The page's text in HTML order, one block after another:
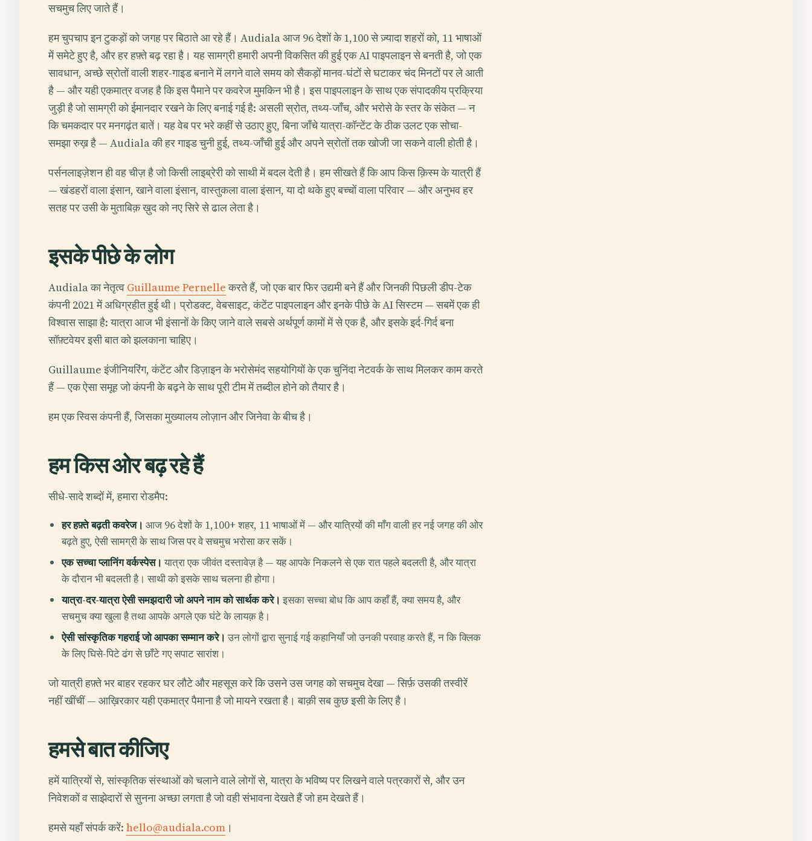
सचमुच लिए जाते हैं।
हम चुपचाप इन टुकड़ों को जगह पर बिठाते आ रहे हैं। Audiala आज 96 देशों के 1,100 से ज़्यादा शहरों को, 11 भाषाओं
में समेटे हुए है, और हर हफ़्ते बढ़ रहा है। यह सामग्री हमारी अपनी विकसित की हुई एक AI पाइपलाइन से बनती है, जो एक
सावधान, अच्छे स्रोतों वाली शहर-गाइड बनाने में लगने वाले समय को सैकड़ों मानव-घंटों से घटाकर चंद मिनटों पर ले आती
है — और यही एकमात्र वजह है कि इस पैमाने पर कवरेज मुमकिन भी है। इस पाइपलाइन के साथ एक संपादकीय प्रक्रिया
जुड़ी है जो सामग्री को ईमानदार रखने के लिए बनाई गई है: असली स्रोत, तथ्य-जाँच, और भरोसे के स्तर के संकेत — न
कि चमकदार पर मनगढ़ंत बातें। यह वेब पर भरे कहीं से उठाए हुए, बिना जाँचे यात्रा-कॉन्टेंट के ठीक उलट एक सोचा-
समझा रुख़ है — Audiala की हर गाइड चुनी हुई, तथ्य-जाँची हुई और अपने स्रोतों तक खोजी जा सकने वाली होती है।
पर्सनलाइज़ेशन ही वह चीज़ है जो किसी लाइब्रेरी को साथी में बदल देती है। हम सीखते हैं कि आप किस क़िस्म के यात्री हैं
— खंडहरों वाला इंसान, खाने वाला इंसान, वास्तुकला वाला इंसान, या दो थके हुए बच्चों वाला परिवार — और अनुभव हर
सतह पर उसी के मुताबिक़ ख़ुद को नए सिरे से ढाल लेता है।
इसके पीछे के लोग
Audiala का नेतृत्व Guillaume Pernelleकरते हैं, जो एक बार फिर उद्यमी बने हैं और जिनकी पिछली डीप-टेक
कंपनी 2021 में अधिग्रहीत हुई थी। प्रोडक्ट, वेबसाइट, कंटेंट पाइपलाइन और इनके पीछे के AI सिस्टम — सबमें एक ही
विश्वास साझा है: यात्रा आज भी इंसानों के किए जाने वाले सबसे अर्थपूर्ण कामों में से एक है, और इसके इर्द-गिर्द बना
सॉफ़्टवेयर इसी बात को झलकाना चाहिए।
Guillaume इंजीनियरिंग, कंटेंट और डिज़ाइन के भरोसेमंद सहयोगियों के एक चुनिंदा नेटवर्क के साथ मिलकर काम करते
हैं — एक ऐसा समूह जो कंपनी के बढ़ने के साथ पूरी टीम में तब्दील होने को तैयार है।
हम एक स्विस कंपनी हैं, जिसका मुख्यालय लोज़ान और जिनेवा के बीच है।
हम किस ओर बढ़ रहे हैं
सीधे-सादे शब्दों में, हमारा रोडमैप:
हर हफ़्ते बढ़ती कवरेज। आज 96 देशों के 1,100+ शहर, 11 भाषाओं में — और यात्रियों की माँग वाली हर नई जगह की ओर
बढ़ते हुए, ऐसी सामग्री के साथ जिस पर वे सचमुच भरोसा कर सकें।
एक सच्चा प्लानिंग वर्कस्पेस। यात्रा एक जीवंत दस्तावेज़ है — यह आपके निकलने से एक रात पहले बदलती है, और यात्रा
के दौरान भी बदलती है। साथी को इसके साथ चलना ही होगा।
यात्रा-दर-यात्रा ऐसी समझदारी जो अपने नाम को सार्थक करे। इसका सच्चा बोध कि आप कहाँ हैं, क्या समय है, और
सचमुच क्या खुला है तथा आपके अगले एक घंटे के लायक़ है।
ऐसी सांस्कृतिक गहराई जो आपका सम्मान करे। उन लोगों द्वारा सुनाई गई कहानियाँ जो उनकी परवाह करते हैं, न कि क्लिक
के लिए घिसे-पिटे ढंग से छाँटे गए सपाट सारांश।
जो यात्री हफ़्ते भर बाहर रहकर घर लौटे और महसूस करे कि उसने उस जगह को सचमुच देखा — सिर्फ़ उसकी तस्वीरें
नहीं खींचीं — आख़िरकार यही एकमात्र पैमाना है जो मायने रखता है। बाक़ी सब कुछ इसी के लिए है।
हमसे बात कीजिए
हमें यात्रियों से, सांस्कृतिक संस्थाओं को चलाने वाले लोगों से, यात्रा के भविष्य पर लिखने वाले पत्रकारों से, और उन
निवेशकों व साझेदारों से सुनना अच्छा लगता है जो वही संभावना देखते हैं जो हम देखते हैं।
हमसे यहाँ संपर्क करें: hello@audiala.com ।